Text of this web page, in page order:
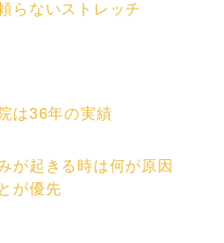
らないストレッチ
は36年の実績
が起きる時は何が原因
が優先